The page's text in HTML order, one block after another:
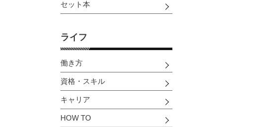
セット本
ライフ
働き方
資格・スキル
キャリア
HOW TO